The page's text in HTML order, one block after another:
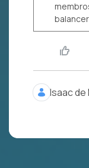
Isaac